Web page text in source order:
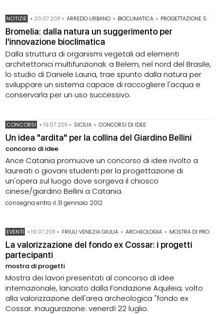
NOTIZIE • 20.07.2011 • ARREDO URBANO • BIOCLIMATICA • PROGETTAZIONE SOSTENIBILE
Bromelia: dalla natura un suggerimento per
l'innovazione bioclimatica
Dalla struttura di organismi vegetali ad elementi
architettonici multifunzionali: a Belem, nel nord del Brasile,
lo studio di Daniele Lauria, trae spunto dalla natura per
sviluppare un sistema capace di raccogliere l'acqua e
conservarla per un uso successivo.
CONCORSI •19.07.2011 • SICILIA • CONCORSI DI IDEE
Un idea "ardita" per la collina del Giardino Bellini
concorso di idee
Ance Catania promuove un concorso di idee rivolto a
laureati o giovani studenti per la progettazione di
un'opera sul luogo dove sorgeva il chiosco
cinese/giardino Bellini a Catania.
consegna entro il 31 gennaio 2012
EVENTI •19.07.2011 • FRIULI VENEZIA GIULIA • ARCHEOLOGIA • MOSTRA DI PROGETTI
La valorizzazione del fondo ex Cossar: i progetti
partecipanti
mostra di progetti
Mostra dei lavori presentati al concorso di idee
internazionale, lanciato dalla Fondazione Aquileia, volto
alla valorizzazione dell'area archeologica "fondo ex
Cossar. Inaugurazione: venerdì 22 luglio.